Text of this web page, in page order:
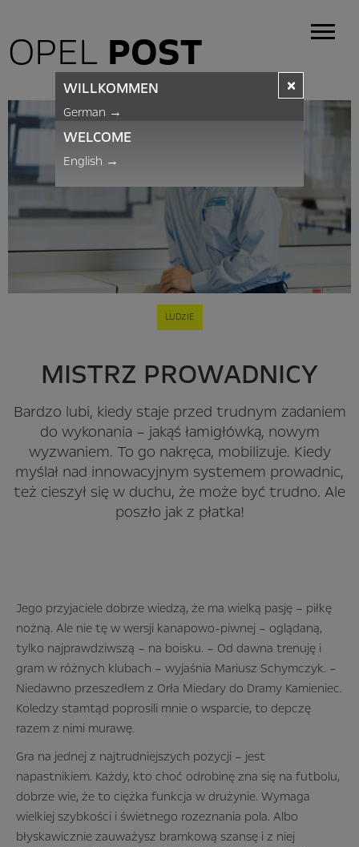
OPEL POST
LUDZIE
MISTRZ PROWADNICY
Bardzo lubi, kiedy staje przed trudnym zadaniem
do wykonania – jakąś łamigłówką, nowym
wyzwaniem. To go nakręca, mobilizuje. Kiedy
myślał nad innowacyjnym systemem prowadnic,
też cieszył się w duchu, że może być trudno. Ale
poszło jak z płatka!
Jego przyjaciele dobrze wiedzą, że ma wielką pasję – piłkę
nożną. Ale nie tę w wersji kanapowo-piwnej – oglądaną,
tylko najprawdziwszą – na boisku. – Od dawna trenuję i
gram w różnych klubach – wyjaśnia Mariusz Schymczyk. –
Niedawno przeszedłem z Orła Miedary do Dramy Kamieniec.
Koledzy stamtąd poprosili mnie o wsparcie, to depczę
razem z nimi murawę.
Gra na jednej z najtrudniejszych pozycji – jest
napastnikiem. Każdy, kto choć odrobinę zna się na futbolu,
dobrze wie, że to ciężka funkcja w drużynie. Wymaga
wielkiej szybkości i świetnego rozeznania pola. Albo
błyskawicznie zauważysz bramkową szansę i z niej
×
WILLKOMMEN
German →
WELCOME
English →